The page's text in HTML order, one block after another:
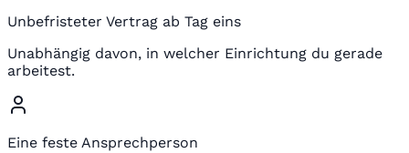
Unbefristeter Vertrag ab Tag eins
Unabhängig davon, in welcher Einrichtung du gerade
arbeitest.
Eine feste Ansprechperson